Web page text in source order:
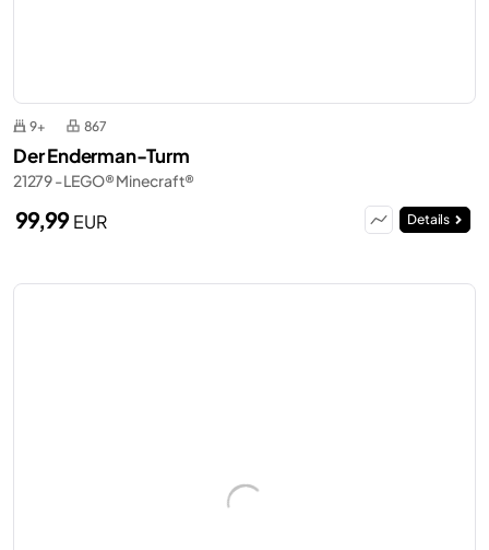
9+ 867
Der Enderman-Turm
21279 - LEGO® Minecraft®
99,99EUR Details